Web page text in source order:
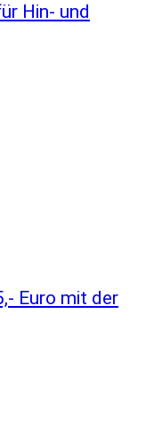
Hin- und
Euro mit der